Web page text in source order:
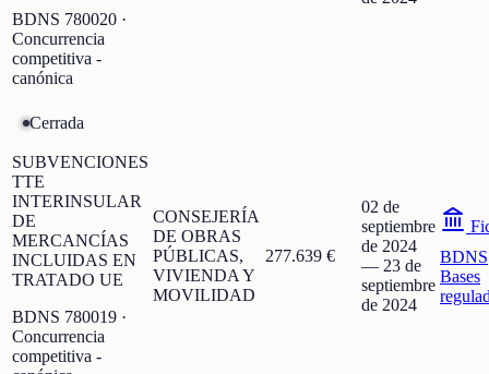
BDNS 780020 ·
Concurrencia
competitiva -
canónica
Cerrada
SUBVENCIONES
TTE
INTERINSULAR
DE
MERCANCÍAS
INCLUIDAS EN
TRATADO UE
BDNS 780019 ·
Concurrencia
competitiva -
CONSEJERÍA
DE OBRAS
PÚBLICAS,
VIVIENDA Y
MOVILIDAD
277.639 €
02 de
septiembre
de 2024
— 23 de
septiembre
de 2024
BDNS
Bases